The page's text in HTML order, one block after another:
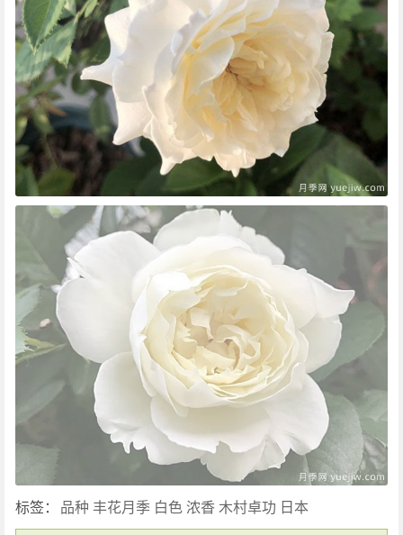
标签： 品种 丰花月季 白色 浓香 木村卓功 日本